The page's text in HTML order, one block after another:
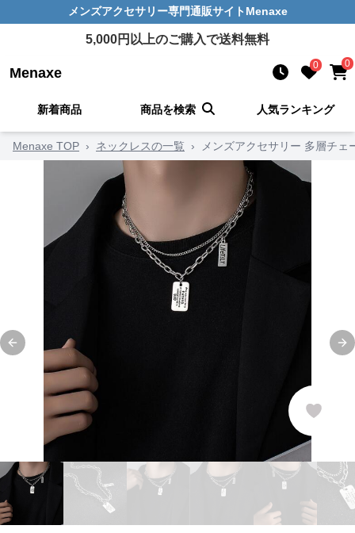
メンズアクセサリー専門通販サイト Menaxe
5,000円以上のご購入で送料無料
Menaxe 0 0
新着商品 商品を検索 人気ランキング
Menaxe TOP › ネックレスの一覧 › メンズアクセサリー 多層チ
Previous slide